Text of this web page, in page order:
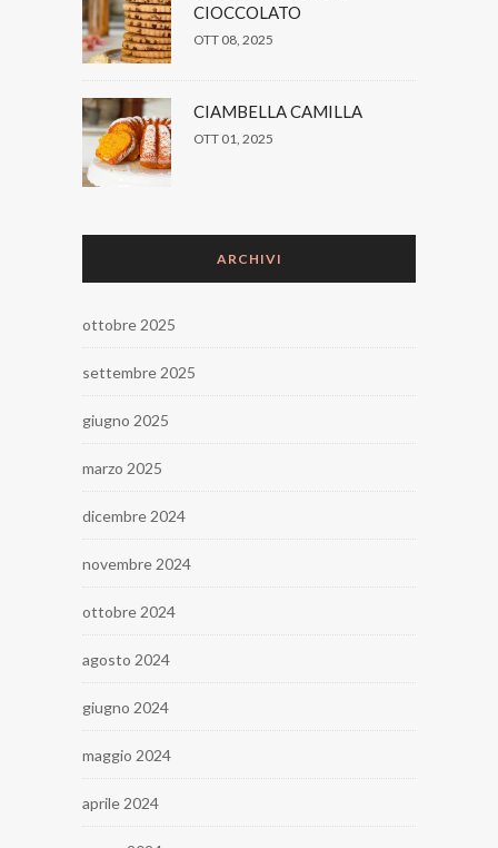
CIOCCOLATO
OTT 08, 2025
CIAMBELLA CAMILLA
OTT 01, 2025
ARCHIVI
ottobre 2025
settembre 2025
giugno 2025
marzo 2025
dicembre 2024
novembre 2024
ottobre 2024
agosto 2024
giugno 2024
maggio 2024
aprile 2024